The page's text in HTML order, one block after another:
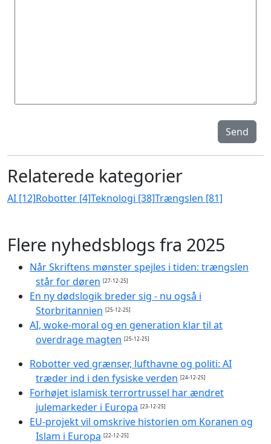
Send
Relaterede kategorier
AI [12]Robotter [4]Teknologi [38]Trængslen [81]
Flere nyhedsblogs fra 2025
Når Skriftens mønster spejles i tiden: trængslen
står for døren [27-12-25]
En ny dødslogik breder sig - nu også i
Storbritannien [25-12-25]
AI, woke-moral og en generation klar til at
overdrage magten [25-12-25]
Robotter ved grænser, lufthavne og politi: AI
træder ind i den fysiske verden [24-12-25]
Forhøjet islamisk terrortrussel har ændret
julemarkeder i Europa [23-12-25]
EU-projekt vil omskrive historien om Koranen og
Islam i Europa [22-12-25]